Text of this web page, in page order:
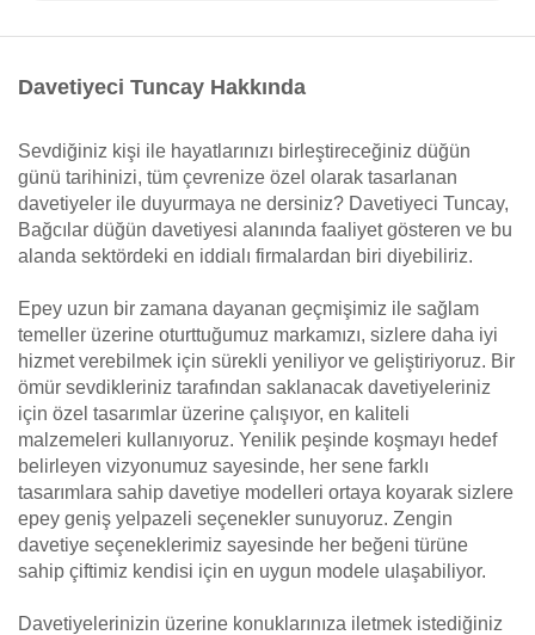
Davetiyeci Tuncay Hakkında
Sevdiğiniz kişi ile hayatlarınızı birleştireceğiniz düğün
günü tarihinizi, tüm çevrenize özel olarak tasarlanan
davetiyeler ile duyurmaya ne dersiniz? Davetiyeci Tuncay,
Bağcılar düğün davetiyesi alanında faaliyet gösteren ve bu
alanda sektördeki en iddialı firmalardan biri diyebiliriz.
Epey uzun bir zamana dayanan geçmişimiz ile sağlam
temeller üzerine oturttuğumuz markamızı, sizlere daha iyi
hizmet verebilmek için sürekli yeniliyor ve geliştiriyoruz. Bir
ömür sevdikleriniz tarafından saklanacak davetiyeleriniz
için özel tasarımlar üzerine çalışıyor, en kaliteli
malzemeleri kullanıyoruz. Yenilik peşinde koşmayı hedef
belirleyen vizyonumuz sayesinde, her sene farklı
tasarımlara sahip davetiye modelleri ortaya koyarak sizlere
epey geniş yelpazeli seçenekler sunuyoruz. Zengin
davetiye seçeneklerimiz sayesinde her beğeni türüne
sahip çiftimiz kendisi için en uygun modele ulaşabiliyor.
Davetiyelerinizin üzerine konuklarınıza iletmek istediğiniz